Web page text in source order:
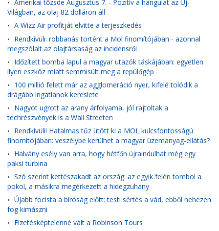
• Amerikai tőzsde Augusztus 7. - Pozitív a hangulat az Új-
Világban, az olaj 82 dolláron áll
• A Wizz Air profitját elvitte a terjeszkedés
• Rendkívüli: robbanás történt a Mol finomítójában - azonnal
megszólalt az olajtársaság az incidensről
• Időzített bomba lapul a magyar utazók táskájában: egyetlen
ilyen eszköz miatt semmisült meg a repülőgép
• 100 millió felett már az agglomeráció nyer, kifelé tolódik a
drágább ingatlanok kereslete
• Nagyot ugrott az arany árfolyama, jól rajtoltak a
techrészvények is a Wall Streeten
• Rendkívüli! Hatalmas tűz ütött ki a MOL kulcsfontosságú
finomítójában: veszélybe kerülhet a magyar üzemanyag-ellátás?
• Halvány esély van arra, hogy hétfőn újraindulhat még egy
paksi turbina
• Szó szerint kettészakadt az ország: az egyik felén tombol a
pokol, a másikra megérkezett a hidegzuhany
• Újabb focista a bíróság előtt: testi sértés a vád, ebből nehezen
fog kimászni
• Fizetésképtelenné vált a Robinson Tours